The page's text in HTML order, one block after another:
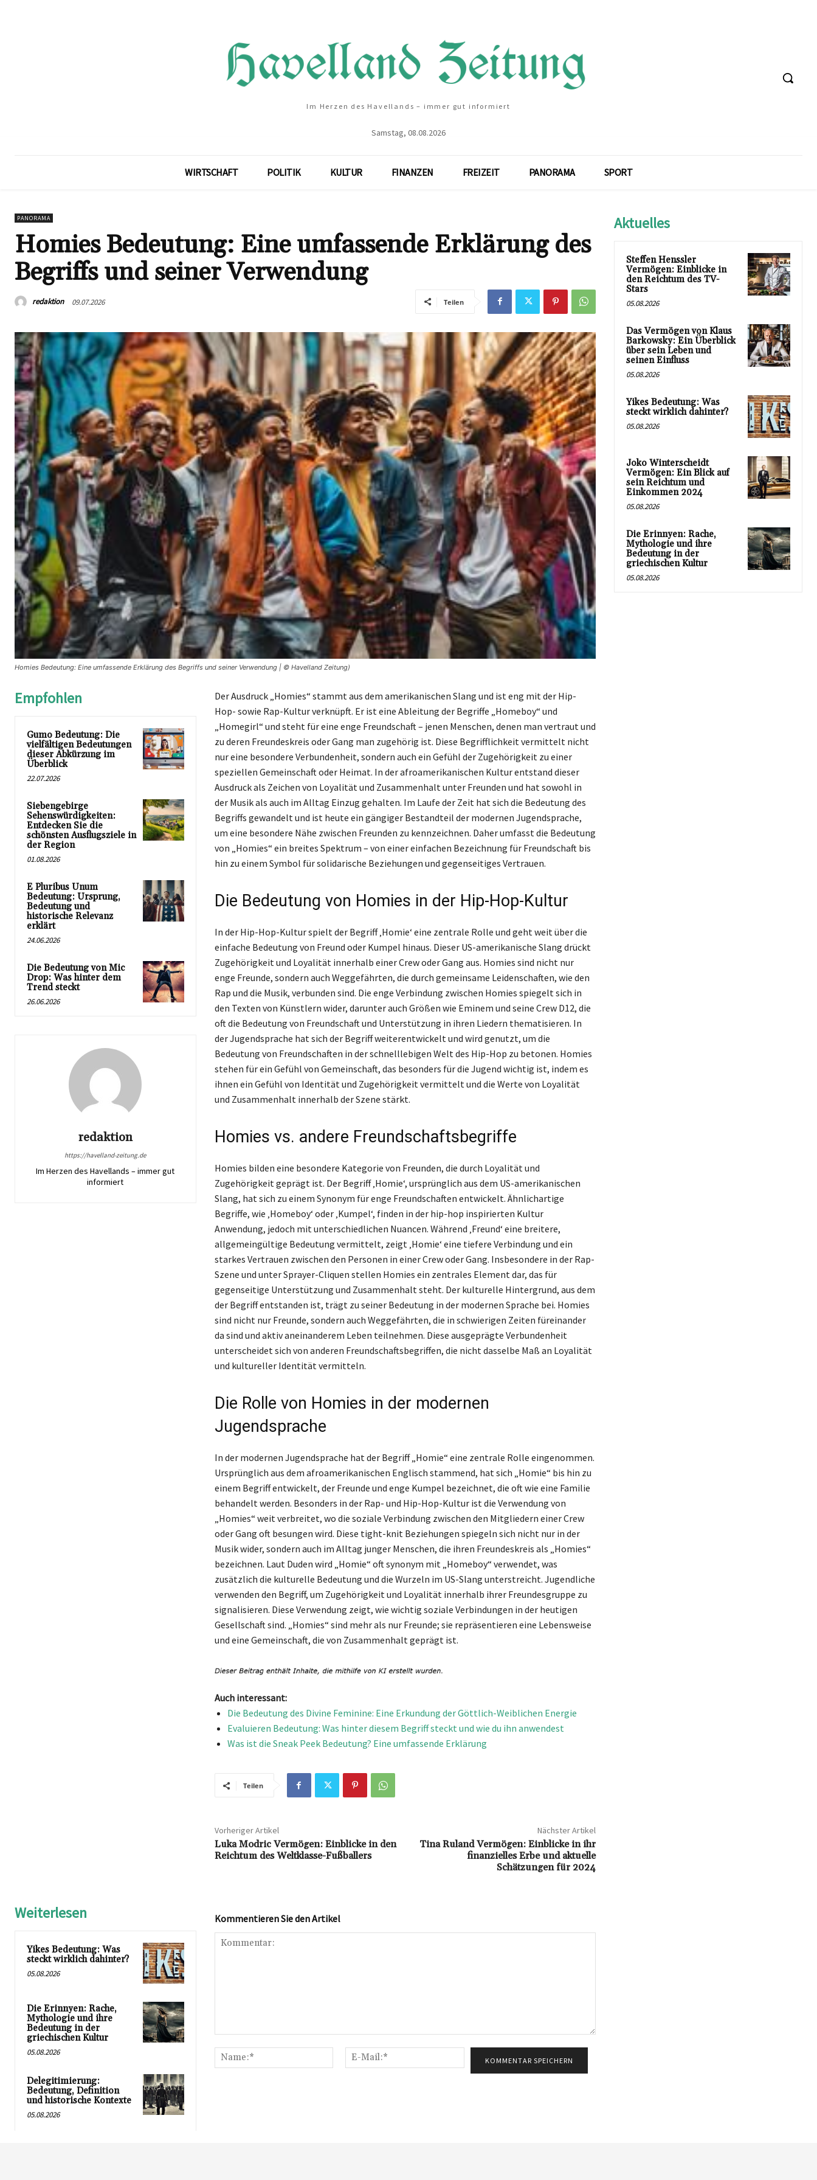
Im Herzen des Havellands – immer gut informiert
Samstag, 08.08.2026
WIRTSCHAFT POLITIK KULTUR FINANZEN FREIZEIT PANORAMA SPORT
PANORAMA
Homies Bedeutung: Eine umfassende Erklärung des
Begriffs und seiner Verwendung
redaktion 09.07.2026 Teilen
Homies Bedeutung: Eine umfassende Erklärung des Begriffs und seiner Verwendung | © Havelland Zeitung)
Empfohlen
Gumo Bedeutung: Die
vielfältigen Bedeutungen
dieser Abkürzung im
Überblick
22.07.2026
Siebengebirge
Sehenswürdigkeiten:
Entdecken Sie die
schönsten Ausflugsziele in
der Region
01.08.2026
E Pluribus Unum
Bedeutung: Ursprung,
Bedeutung und
historische Relevanz
erklärt
24.06.2026
Die Bedeutung von Mic
Drop: Was hinter dem
Trend steckt
26.06.2026
redaktion
https://havelland-zeitung.de
Im Herzen des Havellands – immer gut
informiert
Der Ausdruck „Homies“ stammt aus dem amerikanischen Slang und ist eng mit der Hip-
Hop- sowie Rap-Kultur verknüpft. Er ist eine Ableitung der Begriffe „Homeboy“ und
„Homegirl“ und steht für eine enge Freundschaft – jenen Menschen, denen man vertraut und
zu deren Freundeskreis oder Gang man zugehörig ist. Diese Begrifflichkeit vermittelt nicht
nur eine besondere Verbundenheit, sondern auch ein Gefühl der Zugehörigkeit zu einer
speziellen Gemeinschaft oder Heimat. In der afroamerikanischen Kultur entstand dieser
Ausdruck als Zeichen von Loyalität und Zusammenhalt unter Freunden und hat sowohl in
der Musik als auch im Alltag Einzug gehalten. Im Laufe der Zeit hat sich die Bedeutung des
Begriffs gewandelt und ist heute ein gängiger Bestandteil der modernen Jugendsprache,
um eine besondere Nähe zwischen Freunden zu kennzeichnen. Daher umfasst die Bedeutung
von „Homies“ ein breites Spektrum – von einer einfachen Bezeichnung für Freundschaft bis
hin zu einem Symbol für solidarische Beziehungen und gegenseitiges Vertrauen.
Die Bedeutung von Homies in der Hip-Hop-Kultur
In der Hip-Hop-Kultur spielt der Begriff ‚Homie‘ eine zentrale Rolle und geht weit über die
einfache Bedeutung von Freund oder Kumpel hinaus. Dieser US-amerikanische Slang drückt
Zugehörigkeit und Loyalität innerhalb einer Crew oder Gang aus. Homies sind nicht nur
enge Freunde, sondern auch Weggefährten, die durch gemeinsame Leidenschaften, wie den
Rap und die Musik, verbunden sind. Die enge Verbindung zwischen Homies spiegelt sich in
den Texten von Künstlern wider, darunter auch Größen wie Eminem und seine Crew D12, die
oft die Bedeutung von Freundschaft und Unterstützung in ihren Liedern thematisieren. In
der Jugendsprache hat sich der Begriff weiterentwickelt und wird genutzt, um die
Bedeutung von Freundschaften in der schnelllebigen Welt des Hip-Hop zu betonen. Homies
stehen für ein Gefühl von Gemeinschaft, das besonders für die Jugend wichtig ist, indem es
ihnen ein Gefühl von Identität und Zugehörigkeit vermittelt und die Werte von Loyalität
und Zusammenhalt innerhalb der Szene stärkt.
Homies vs. andere Freundschaftsbegriffe
Homies bilden eine besondere Kategorie von Freunden, die durch Loyalität und
Zugehörigkeit geprägt ist. Der Begriff ‚Homie‘, ursprünglich aus dem US-amerikanischen
Slang, hat sich zu einem Synonym für enge Freundschaften entwickelt. Ähnlichartige
Begriffe, wie ‚Homeboy‘ oder ‚Kumpel‘, finden in der hip-hop inspirierten Kultur
Anwendung, jedoch mit unterschiedlichen Nuancen. Während ‚Freund‘ eine breitere,
allgemeingültige Bedeutung vermittelt, zeigt ‚Homie‘ eine tiefere Verbindung und ein
starkes Vertrauen zwischen den Personen in einer Crew oder Gang. Insbesondere in der Rap-
Szene und unter Sprayer-Cliquen stellen Homies ein zentrales Element dar, das für
gegenseitige Unterstützung und Zusammenhalt steht. Der kulturelle Hintergrund, aus dem
der Begriff entstanden ist, trägt zu seiner Bedeutung in der modernen Sprache bei. Homies
sind nicht nur Freunde, sondern auch Weggefährten, die in schwierigen Zeiten füreinander
da sind und aktiv aneinanderem Leben teilnehmen. Diese ausgeprägte Verbundenheit
unterscheidet sich von anderen Freundschaftsbegriffen, die nicht dasselbe Maß an Loyalität
und kultureller Identität vermitteln.
Die Rolle von Homies in der modernen
Jugendsprache
In der modernen Jugendsprache hat der Begriff „Homie“ eine zentrale Rolle eingenommen.
Ursprünglich aus dem afroamerikanischen Englisch stammend, hat sich „Homie“ bis hin zu
einem Begriff entwickelt, der Freunde und enge Kumpel bezeichnet, die oft wie eine Familie
behandelt werden. Besonders in der Rap- und Hip-Hop-Kultur ist die Verwendung von
„Homies“ weit verbreitet, wo die soziale Verbindung zwischen den Mitgliedern einer Crew
oder Gang oft besungen wird. Diese tight-knit Beziehungen spiegeln sich nicht nur in der
Musik wider, sondern auch im Alltag junger Menschen, die ihren Freundeskreis als „Homies“
bezeichnen. Laut Duden wird „Homie“ oft synonym mit „Homeboy“ verwendet, was
zusätzlich die kulturelle Bedeutung und die Wurzeln im US-Slang unterstreicht. Jugendliche
verwenden den Begriff, um Zugehörigkeit und Loyalität innerhalb ihrer Freundesgruppe zu
signalisieren. Diese Verwendung zeigt, wie wichtig soziale Verbindungen in der heutigen
Gesellschaft sind. „Homies“ sind mehr als nur Freunde; sie repräsentieren eine Lebensweise
und eine Gemeinschaft, die von Zusammenhalt geprägt ist.
Auch interessant:
Die Bedeutung des Divine Feminine: Eine Erkundung der Göttlich-Weiblichen Energie
Evaluieren Bedeutung: Was hinter diesem Begriff steckt und wie du ihn anwendest
Was ist die Sneak Peek Bedeutung? Eine umfassende Erklärung
Teilen
Vorheriger Artikel
Luka Modric Vermögen: Einblicke in den
Reichtum des Weltklasse-Fußballers
Nächster Artikel
Tina Ruland Vermögen: Einblicke in ihr
finanzielles Erbe und aktuelle
Schätzungen für 2024
Weiterlesen
Yikes Bedeutung: Was
steckt wirklich dahinter?
05.08.2026
Die Erinnyen: Rache,
Mythologie und ihre
Bedeutung in der
griechischen Kultur
05.08.2026
Delegitimierung:
Bedeutung, Definition
und historische Kontexte
05.08.2026
Kommentieren Sie den Artikel
Name:*
Mail:*
Aktuelles
Steffen Henssler
Vermögen: Einblicke in
den Reichtum des TV-
Stars
05.08.2026
Das Vermögen von Klaus
Barkowsky: Ein Überblick
über sein Leben und
seinen Einfluss
05.08.2026
Yikes Bedeutung: Was
steckt wirklich dahinter?
05.08.2026
Joko Winterscheidt
Vermögen: Ein Blick auf
sein Reichtum und
Einkommen 2024
05.08.2026
Die Erinnyen: Rache,
Mythologie und ihre
Bedeutung in der
griechischen Kultur
05.08.2026